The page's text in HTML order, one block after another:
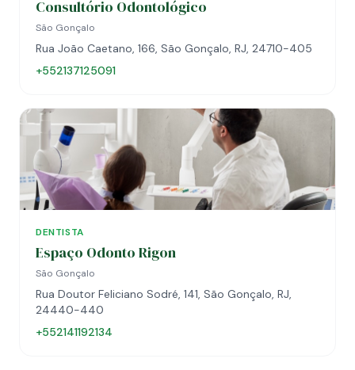
Consultório Odontológico
São Gonçalo
Rua João Caetano, 166, São Gonçalo, RJ, 24710-405
+552137125091
DENTISTA
Espaço Odonto Rigon
São Gonçalo
Rua Doutor Feliciano Sodré, 141, São Gonçalo, RJ,
24440-440
+552141192134